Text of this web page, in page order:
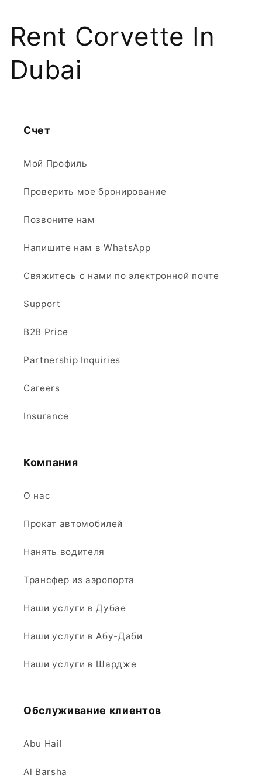
Rent Corvette In
Dubai
Счет
Мой Профиль
Проверить мое бронирование
Позвоните нам
Напишите нам в WhatsApp
Свяжитесь с нами по электронной почте
Support
B2B Price
Partnership Inquiries
Careers
Insurance
Компания
О нас
Прокат автомобилей
Нанять водителя
Трансфер из аэропорта
Наши услуги в Дубае
Наши услуги в Абу-Даби
Наши услуги в Шардже
Обслуживание клиентов
Abu Hail
Al Barsha